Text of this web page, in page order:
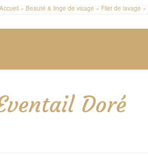
Accueil » Beauté & linge de visage » Filet de lavage »
Doré